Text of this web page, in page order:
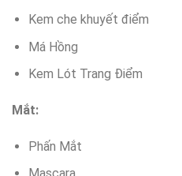
Kem che khuyết điểm
Má Hồng
Kem Lót Trang Điểm
Mắt:
Phấn Mắt